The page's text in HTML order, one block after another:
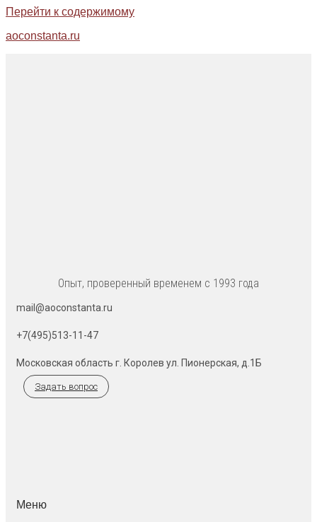
Перейти к содержимому
aoconstanta.ru
Опыт, проверенный временем с 1993 года
mail@aoconstanta.ru
+7(495)513-11-47
Московская область г. Королев ул. Пионерская, д.1Б
Задать вопрос
Меню